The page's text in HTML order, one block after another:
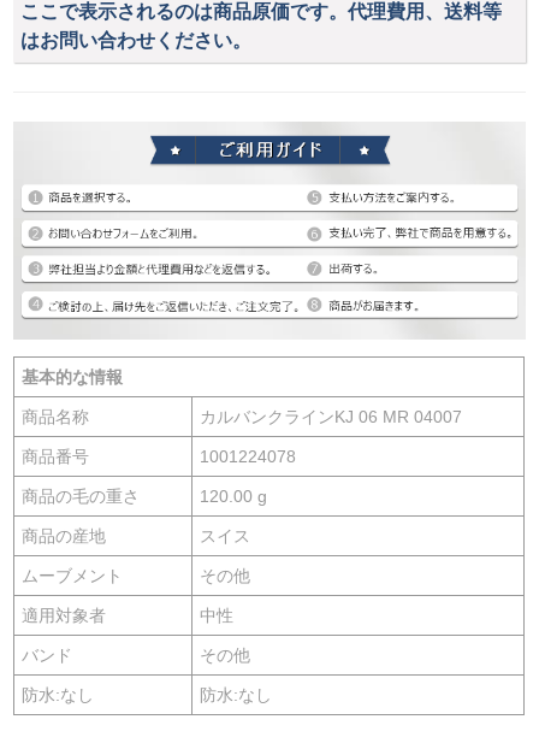
ここで表示されるのは商品原価です。代理費用、送料等
はお問い合わせください。
基本的な情報
商品名称 カルバンクラインKJ 06 MR 04007
商品番号 1001224078
商品の毛の重さ 120.00 g
商品の産地 スイス
ムーブメント その他
適用対象者 中性
バンド その他
防水:なし 防水:なし